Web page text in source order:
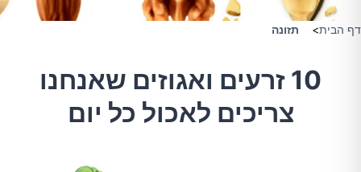
דף הבית> תזונה
10 זרעים ואגוזים שאנחנו
צריכים לאכול כל יום